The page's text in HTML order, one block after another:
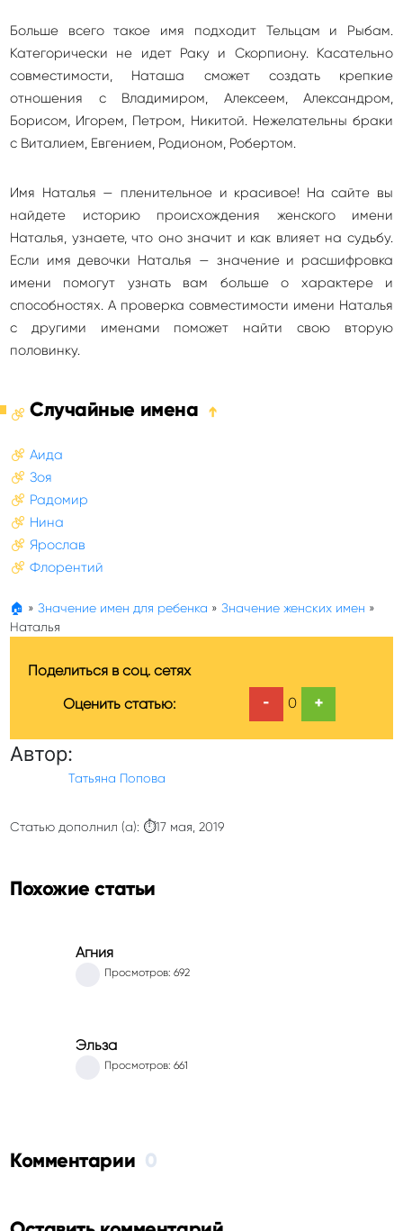
Больше всего такое имя подходит Тельцам и Рыбам.
Категорически не идет Раку и Скорпиону. Касательно
совместимости, Наташа сможет создать крепкие
отношения с Владимиром, Алексеем, Александром,
Борисом, Игорем, Петром, Никитой. Нежелательны браки
с Виталием, Евгением, Родионом, Робертом.
Имя Наталья — пленительное и красивое! На сайте вы
найдете историю происхождения женского имени
Наталья, узнаете, что оно значит и как влияет на судьбу.
Если имя девочки Наталья — значение и расшифровка
имени помогут узнать вам больше о характере и
способностях. А проверка совместимости имени Наталья
с другими именами поможет найти свою вторую
половинку.
Случайные имена ➔
Аида
Зоя
Радомир
Нина
Ярослав
Флорентий
🏠 » Значение имен для ребенка » Значение женских имен »
Наталья
Поделиться в соц. сетях
Оценить статью:
- 0 +
Автор:
Татьяна Попова
Статью дополнил (а): ⏱17 мая, 2019
Похожие статьи
Агния
Просмотров: 692
Эльза
Просмотров: 661
Комментарии 0